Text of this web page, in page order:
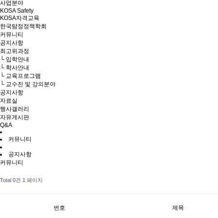
사업분야
KOSA Safety
KOSA자격교육
한국탐정정책학회
커뮤니티
공지사항
최고위과정
└ 입학안내
└ 학사안내
└ 교육프로그램
└ 교수진 및 강의분야
공지사항
자료실
행사갤러리
자유게시판
Q&A
커뮤니티
공지사항
커뮤니티
Total 0건 1 페이지
번호 제목